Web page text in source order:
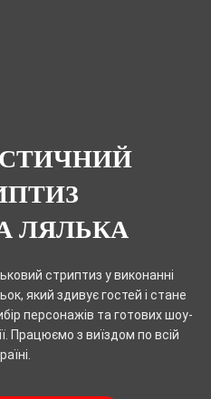
ЛЯЛЬКА
стриптиз у виконанні
який здивує гостей і стане
персонажів та готових шоу-
Працюємо з виїздом по всій